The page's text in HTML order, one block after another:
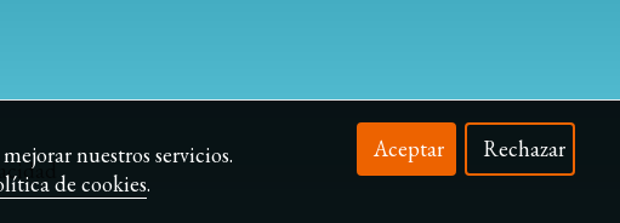
nuestros servicios.
de cookies.
Aceptar Rechazar